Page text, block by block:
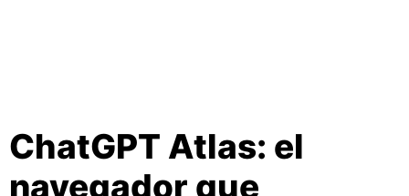
ChatGPT Atlas: el
navegador que